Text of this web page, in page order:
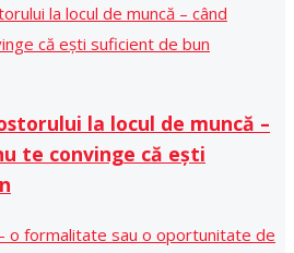
la locul de muncă –
te convinge că ești